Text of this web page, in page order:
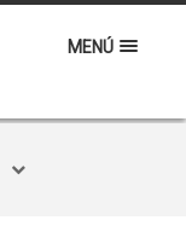
MENÚ